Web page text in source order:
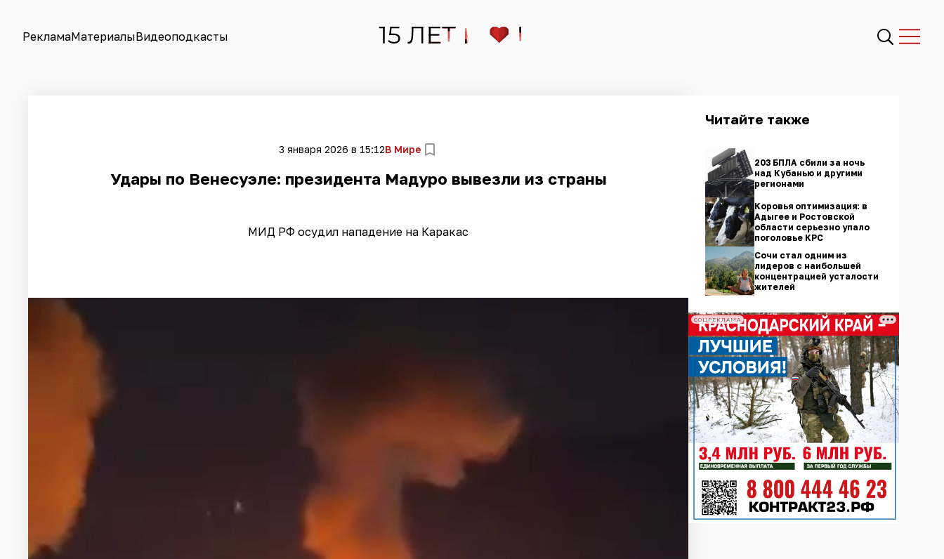
РекламаМатериалыВидеоподкасты
3 января 2026 в 15:12В Мире
Удары по Венесуэле: президента Мадуро вывезли из страны
МИД РФ осудил нападение на Каракас
Читайте также
203 БПЛА сбили за ночь
над Кубанью и другими
регионами
Коровья оптимизация: в
Адыгее и Ростовской
области серьезно упало
поголовье КРС
Сочи стал одним из
лидеров с наибольшей
концентрацией усталости
жителей
СОЦРЕКЛАМА